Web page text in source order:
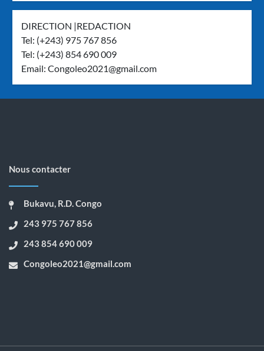
DIRECTION |REDACTION
Tel: (+243) 975 767 856
Tel: (+243) 854 690 009
Email:Congoleo2021@gmail.com
Nous contacter
Bukavu, R.D. Congo
243 975 767 856
243 854 690 009
Congoleo2021@gmail.com